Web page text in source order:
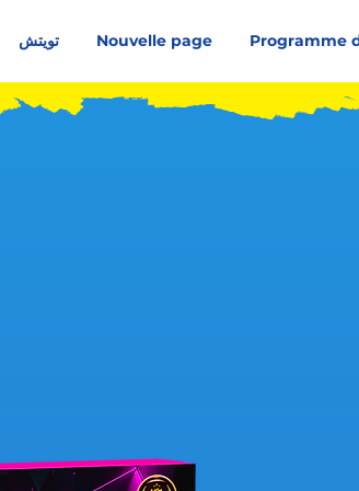
تويتش Nouvelle page Programme